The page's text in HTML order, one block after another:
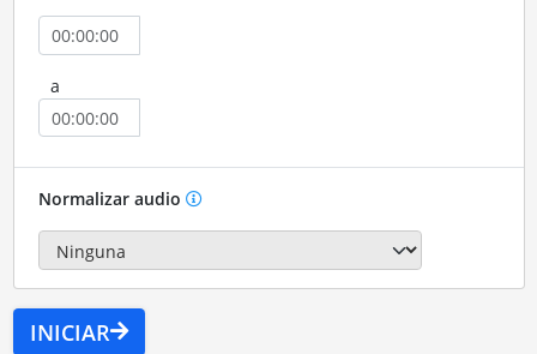
a
Normalizar audio
INICIAR